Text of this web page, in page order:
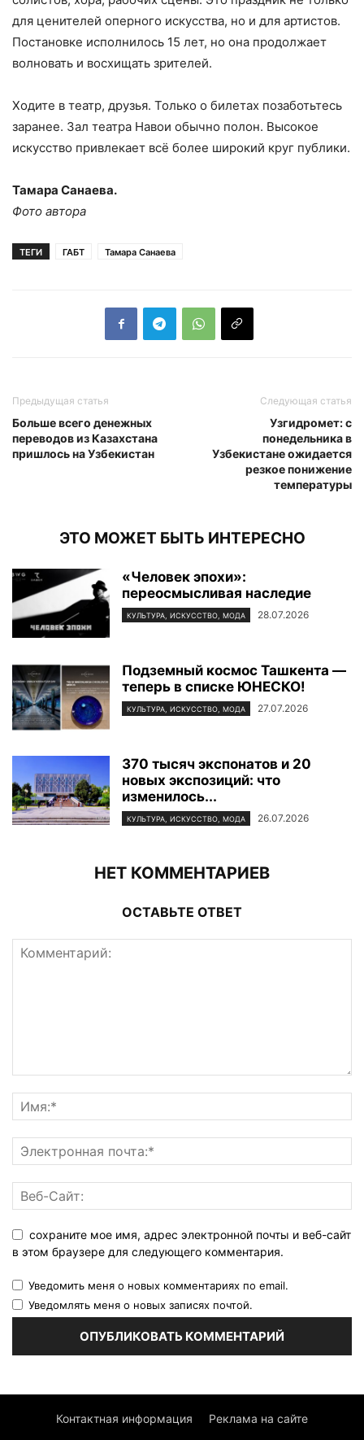
для ценителей оперного искусства, но и для артистов.
Постановке исполнилось 15 лет, но она продолжает
волновать и восхищать зрителей.
Ходите в театр, друзья. Только о билетах позаботьтесь
заранее. Зал театра Навои обычно полон. Высокое
искусство привлекает всё более широкий круг публики.
Тамара Санаева.
Фото автора
ТЕГИ ГАБТ Тамара Санаева
Предыдущая статья
Больше всего денежных
переводов из Казахстана
пришлось на Узбекистан
Следующая статья
Узгидромет: c
понедельника в
Узбекистане ожидается
резкое понижение
температуры
ЭТО МОЖЕТ БЫТЬ ИНТЕРЕСНО
«Человек эпохи»:
переосмысливая наследие
КУЛЬТУРА, ИСКУССТВО, МОДА 28.07.2026
Подземный космос Ташкента —
теперь в списке ЮНЕСКО!
КУЛЬТУРА, ИСКУССТВО, МОДА 27.07.2026
370 тысяч экспонатов и 20
новых экспозиций: что
изменилось...
КУЛЬТУРА, ИСКУССТВО, МОДА 26.07.2026
НЕТ КОММЕНТАРИЕВ
ОСТАВЬТЕ ОТВЕТ
сохраните мое имя, адрес электронной почты и веб-сайт
в этом браузере для следующего комментария.
Уведомить меня о новых комментариях по email.
Уведомлять меня о новых записях почтой.
Контактная информация Реклама на сайте